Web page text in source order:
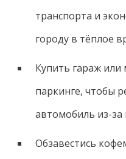
транспорта и
городу в тёплое
Купить гараж
паркинге, чтобы
автомобиль из-за
Обзавестись